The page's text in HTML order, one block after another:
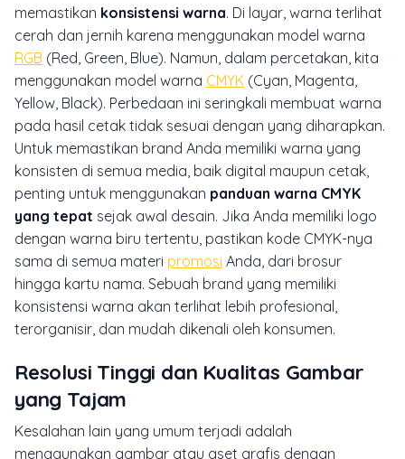
memastikan konsistensi warna. Di layar, warna terlihat
cerah dan jernih karena menggunakan model warna
RGB (Red, Green, Blue). Namun, dalam percetakan, kita
menggunakan model warna CMYK (Cyan, Magenta,
Yellow, Black). Perbedaan ini seringkali membuat warna
pada hasil cetak tidak sesuai dengan yang diharapkan.
Untuk memastikan brand Anda memiliki warna yang
konsisten di semua media, baik digital maupun cetak,
penting untuk menggunakan panduan warna CMYK
yang tepat sejak awal desain. Jika Anda memiliki logo
dengan warna biru tertentu, pastikan kode CMYK-nya
sama di semua materi promosi Anda, dari brosur
hingga kartu nama. Sebuah brand yang memiliki
konsistensi warna akan terlihat lebih profesional,
terorganisir, dan mudah dikenali oleh konsumen.
Resolusi Tinggi dan Kualitas Gambar
yang Tajam
Kesalahan lain yang umum terjadi adalah
menggunakan gambar atau aset grafis dengan